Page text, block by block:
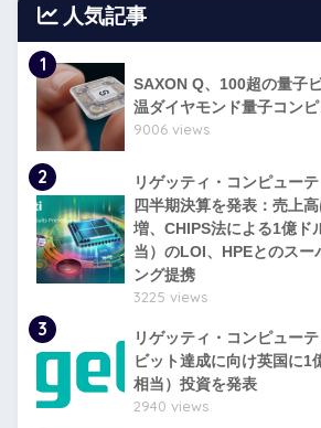
人気記事
1
SAXON Q、100超の量子
温ダイヤモンド量子コン
9006 views
2
リゲッティ・コンピュー
四半期決算を発表：売上
増、CHIPS法による1億ド
当）のLOI、HPEとのスー
ング提携
3225 views
3
リゲッティ・コンピュー
ビット達成に向け英国に1
相当）投資を発表
2940 views